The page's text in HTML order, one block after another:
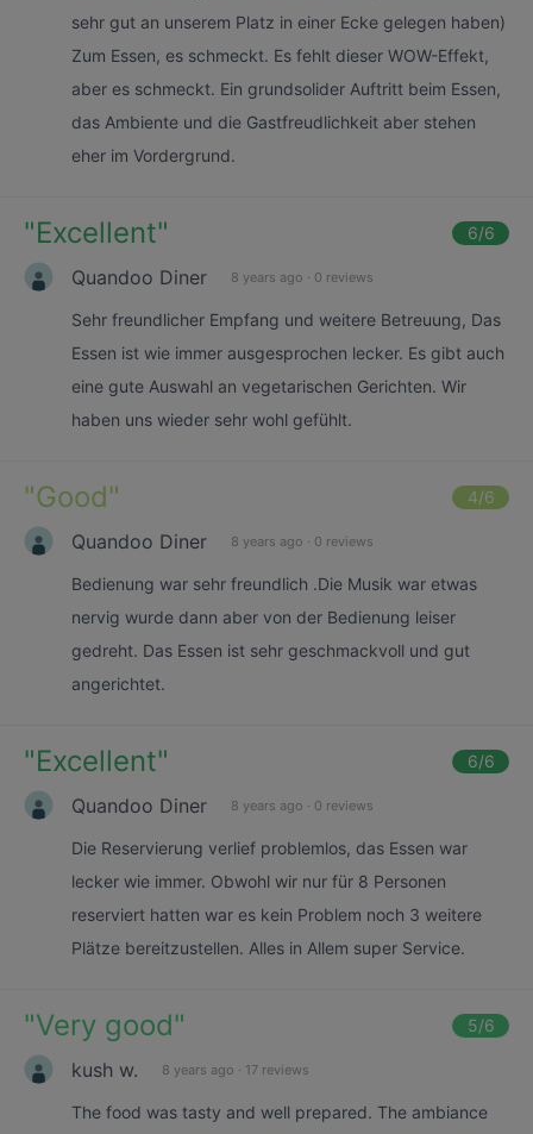
sehr gut an unserem Platz in einer Ecke gelegen haben)
Zum Essen, es schmeckt. Es fehlt dieser WOW-Effekt,
aber es schmeckt. Ein grundsolider Auftritt beim Essen,
das Ambiente und die Gastfreudlichkeit aber stehen
eher im Vordergrund.
"Excellent" 6/6
Quandoo Diner 8 years ago · 0 reviews
Sehr freundlicher Empfang und weitere Betreuung, Das
Essen ist wie immer ausgesprochen lecker. Es gibt auch
eine gute Auswahl an vegetarischen Gerichten. Wir
haben uns wieder sehr wohl gefühlt.
"Good" 4/6
Quandoo Diner 8 years ago · 0 reviews
Bedienung war sehr freundlich .Die Musik war etwas
nervig wurde dann aber von der Bedienung leiser
gedreht. Das Essen ist sehr geschmackvoll und gut
angerichtet.
"Excellent" 6/6
Quandoo Diner 8 years ago · 0 reviews
Die Reservierung verlief problemlos, das Essen war
lecker wie immer. Obwohl wir nur für 8 Personen
reserviert hatten war es kein Problem noch 3 weitere
Plätze bereitzustellen. Alles in Allem super Service.
"Very good" 5/6
kush w. 8 years ago · 17 reviews
The food was tasty and well prepared. The ambiance